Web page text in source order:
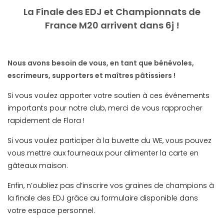
La Finale des EDJ et Championnats de
France M20 arrivent dans 6j !
Nous avons besoin de vous, en tant que bénévoles,
escrimeurs, supporters et maîtres pâtissiers !
Si vous voulez apporter votre soutien à ces événements
importants pour notre club, merci de vous rapprocher
rapidement de Flora !
Si vous voulez participer à la buvette du WE, vous pouvez
vous mettre aux fourneaux pour alimenter la carte en
gâteaux maison.
Enfin, n’oubliez pas d’inscrire vos graines de champions à
la finale des EDJ grâce au formulaire disponible dans
votre espace personnel.